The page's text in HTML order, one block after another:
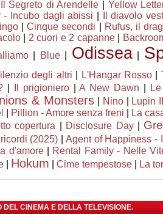
Segreto di Arendelle
Yellow
- Incubo dagli abissi
Il diavolo
|Cinque secondi
Rufus, il
| 2 cuori e 2 capanne|
| Blue| Odissea|
degli altri L'Hangar Rosso|
Il prigioniero|A New Dawn
& Monsters| Nino|
Lupin
Pillion - Amore senza freni
La
copertura Disclosure Day|
(2025)
Agent of Happiness -
d'amore| Rental Family - Nelle
Hokum Cime tempestose La
DEL CINEMA E DELLA TELEVISIONE.